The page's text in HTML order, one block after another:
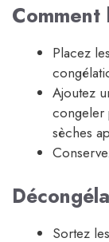
Placez
Ajoutez
congeler
sèches
Sortez